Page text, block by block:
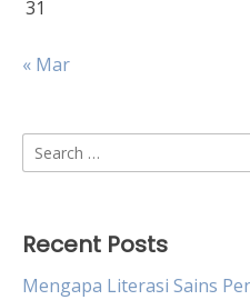
31
« Mar
Search
for:
Recent Posts
Mengapa Literasi Sains